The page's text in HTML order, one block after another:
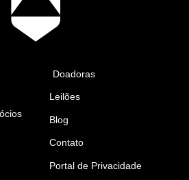
Doadoras
Leilões
Blog
Contato
Portal de Privacidade